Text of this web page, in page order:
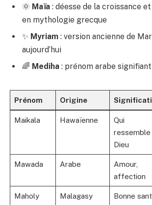
🌞 Maïa : déesse de la croissance
en mythologie grecque
✨ Myriam : version ancienne de
aujourd’hui
🌈 Mediha : prénom arabe signifiant
Prénom Origine
Maikala Hawaïenne
Qui
ressemble
Dieu
Mawada Arabe
Amour,
affection
Maholy Malagasy Bonne